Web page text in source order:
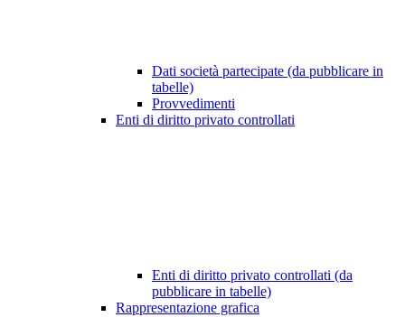
Dati società partecipate (da pubblicare in
tabelle)
Provvedimenti
Enti di diritto privato controllati
Enti di diritto privato controllati (da
pubblicare in tabelle)
Rappresentazione grafica